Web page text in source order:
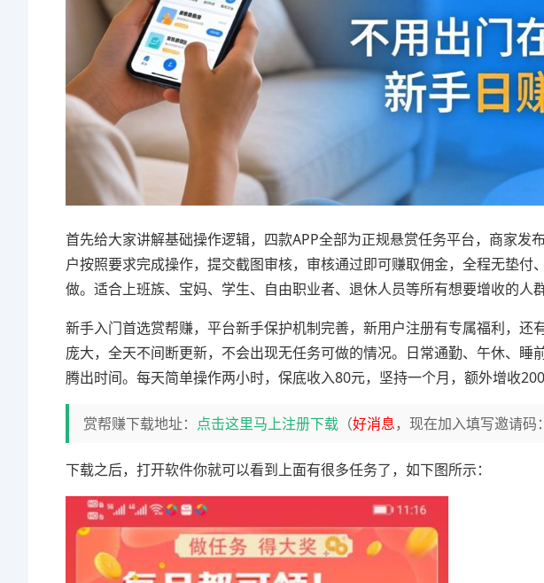
首先给大家讲解基础操作逻辑，四款APP全部为正规悬赏任务平台，商家发
户按照要求完成操作，提交截图审核，审核通过即可赚取佣金，全程无垫
做。适合上班族、宝妈、学生、自由职业者、退休人员等所有想要增收的人群
新手入门首选赏帮赚，平台新手保护机制完善，新用户注册有专属福利，还
庞大，全天不间断更新，不会出现无任务可做的情况。日常通勤、午休、睡
腾出时间。每天简单操作两小时，保底收入80元，坚持一个月，额外增收
赏帮赚下载地址： 点击这里马上注册下载 （好消息，现在加入填写邀请码：
下载之后，打开软件你就可以看到上面有很多任务了，如下图所示：